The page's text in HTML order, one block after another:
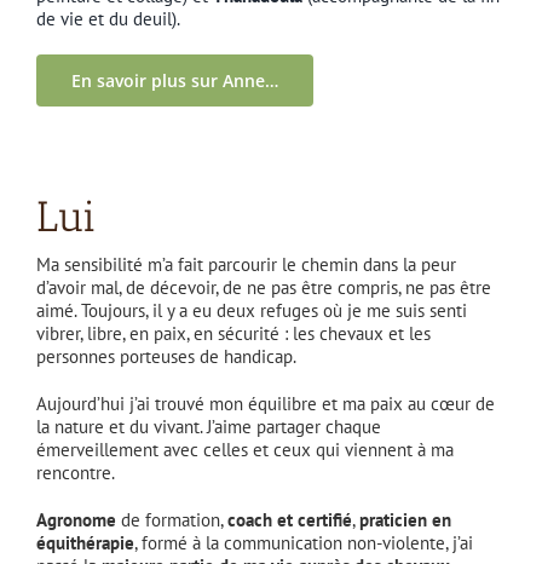
de vie et du deuil).
En savoir plus sur Anne…
Lui
Ma sensibilité m’a fait parcourir le chemin dans la peur
d’avoir mal, de décevoir, de ne pas être compris, ne pas être
aimé. Toujours, il y a eu deux refuges où je me suis senti
vibrer, libre, en paix, en sécurité : les chevaux et les
personnes porteuses de handicap.
Aujourd’hui j’ai trouvé mon équilibre et ma paix au cœur de
la nature et du vivant. J’aime partager chaque
émerveillement avec celles et ceux qui viennent à ma
rencontre.
Agronome de formation,coach et certifié,praticien en
équithérapie, formé à la communication non-violente, j’ai